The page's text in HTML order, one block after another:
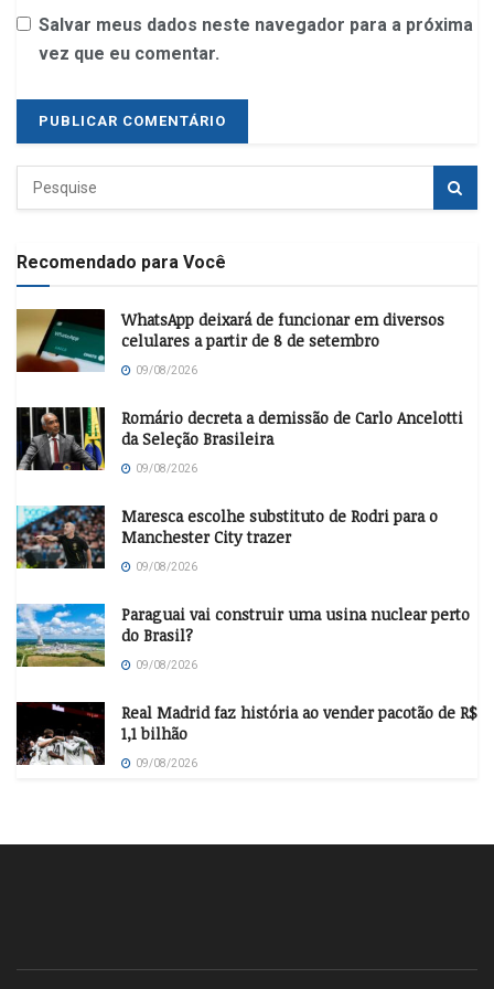
Salvar meus dados neste navegador para a próxima
vez que eu comentar.
Recomendado para Você
WhatsApp deixará de funcionar em diversos
celulares a partir de 8 de setembro
09/08/2026
Romário decreta a demissão de Carlo Ancelotti
da Seleção Brasileira
09/08/2026
Maresca escolhe substituto de Rodri para o
Manchester City trazer
09/08/2026
Paraguai vai construir uma usina nuclear perto
do Brasil?
09/08/2026
Real Madrid faz história ao vender pacotão de R$
1,1 bilhão
09/08/2026